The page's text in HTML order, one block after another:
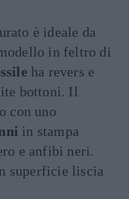
è ideale da
in feltro di
ha revers e
bottoni. Il
con uno
in stampa
e anfibi neri.
superficie liscia